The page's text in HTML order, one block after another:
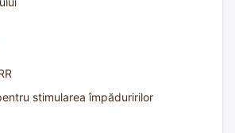
stimularea împăduririlor